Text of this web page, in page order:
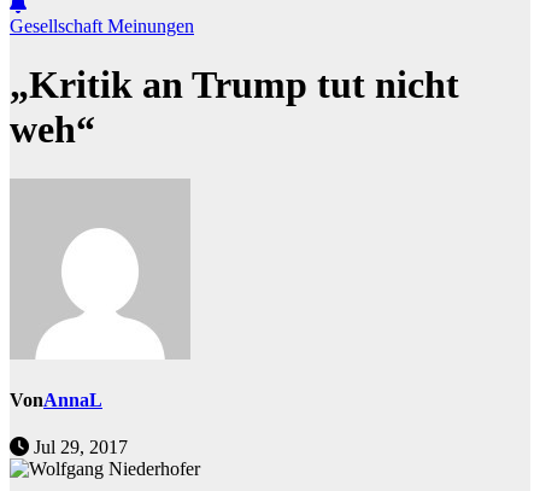
Gesellschaft Meinungen
„Kritik an Trump tut nicht
weh“
VonAnnaL
Jul 29, 2017